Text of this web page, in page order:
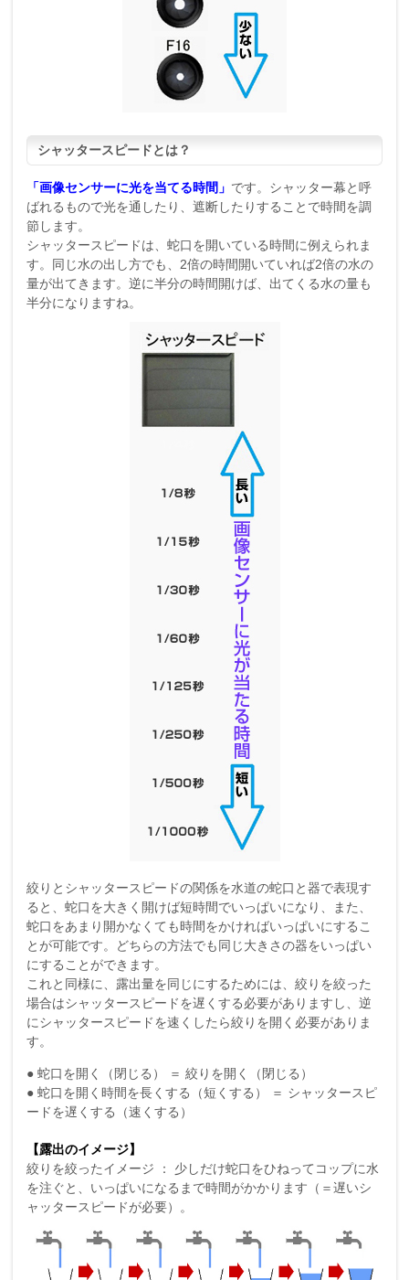
シャッタースピードとは？
「画像センサーに光を当てる時間」 です。シャッター幕と呼
ばれるもので光を通したり、遮断したりすることで時間を調
節します。
シャッタースピードは、蛇口を開いている時間に例えられま
す。同じ水の出し方でも、2倍の時間開いていれば2倍の水の
量が出てきます。逆に半分の時間開けば、出てくる水の量も
半分になりますね。
絞りとシャッタースピードの関係を水道の蛇口と器で表現す
ると、蛇口を大きく開けば短時間でいっぱいになり、また、
蛇口をあまり開かなくても時間をかければいっぱいにするこ
とが可能です。どちらの方法でも同じ大きさの器をいっぱい
にすることができます。
これと同様に、露出量を同じにするためには、絞りを絞った
場合はシャッタースピードを遅くする必要がありますし、逆
にシャッタースピードを速くしたら絞りを開く必要がありま
す。
● 蛇口を開く（閉じる） ＝ 絞りを開く（閉じる）
● 蛇口を開く時間を長くする（短くする） ＝ シャッタースピ
ードを遅くする（速くする）
【露出のイメージ】
絞りを絞ったイメージ ： 少しだけ蛇口をひねってコップに水
を注ぐと、いっぱいになるまで時間がかかります（＝遅いシ
ャッタースピードが必要）。